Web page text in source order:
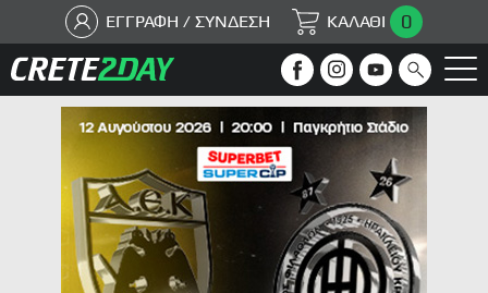
ΕΓΓΡΑΦΗ / ΣΥΝΔΕΣΗ ΚΑΛΑΘΙ 0